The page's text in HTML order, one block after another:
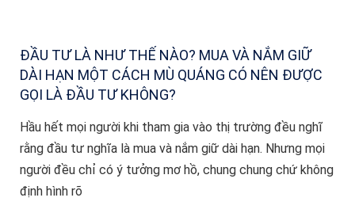
ĐẦU TƯ LÀ NHƯ THẾ NÀO? MUA VÀ NẮM GIỮ
DÀI HẠN MỘT CÁCH MÙ QUÁNG CÓ NÊN ĐƯỢC
GỌI LÀ ĐẦU TƯ KHÔNG?
Hầu hết mọi người khi tham gia vào thị trường đều nghĩ
rằng đầu tư nghĩa là mua và nắm giữ dài hạn. Nhưng mọi
người đều chỉ có ý tưởng mơ hồ, chung chung chứ không
định hình rõ